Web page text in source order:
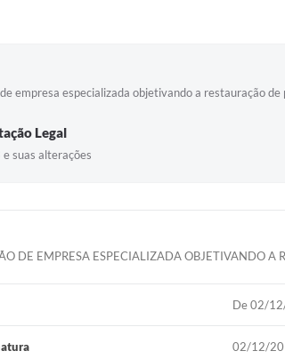
empresa especializada objetivando a restauração
Legal
suas alterações
DE EMPRESA ESPECIALIZADA OBJETIVANDO A
De 02/
02/12/